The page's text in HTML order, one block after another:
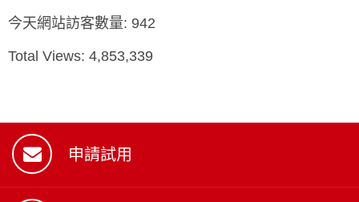
今天網站訪客數量: 942
Total Views: 4,853,339
申請試用